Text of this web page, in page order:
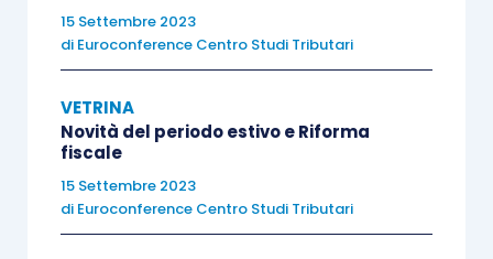
III Incontro
Tecniche: approfondimento modelli, tecniche e
strumenti da conoscere. Scopi informativi,
15 Settembre 2023
di Euroconference Centro Studi Tributari
VETRINA
Novità del periodo estivo e Riforma
fiscale
15 Settembre 2023
di Euroconference Centro Studi Tributari